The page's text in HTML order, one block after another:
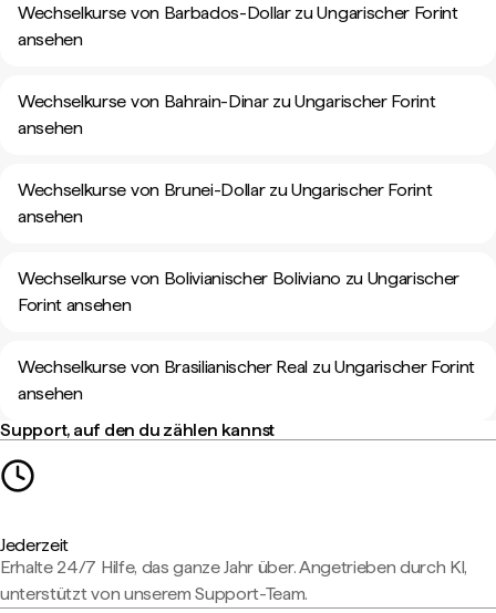
Wechselkurse von Barbados-Dollar zu Ungarischer Forint
ansehen
Wechselkurse von Bahrain-Dinar zu Ungarischer Forint
ansehen
Wechselkurse von Brunei-Dollar zu Ungarischer Forint
ansehen
Wechselkurse von Bolivianischer Boliviano zu Ungarischer
Forint ansehen
Wechselkurse von Brasilianischer Real zu Ungarischer Forint
ansehen
Support, auf den du zählen kannst
Jederzeit
Erhalte 24/7 Hilfe, das ganze Jahr über. Angetrieben durch KI,
unterstützt von unserem Support-Team.